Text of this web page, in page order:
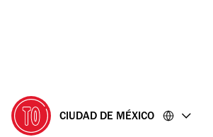
CIUDAD DE MÉXICO